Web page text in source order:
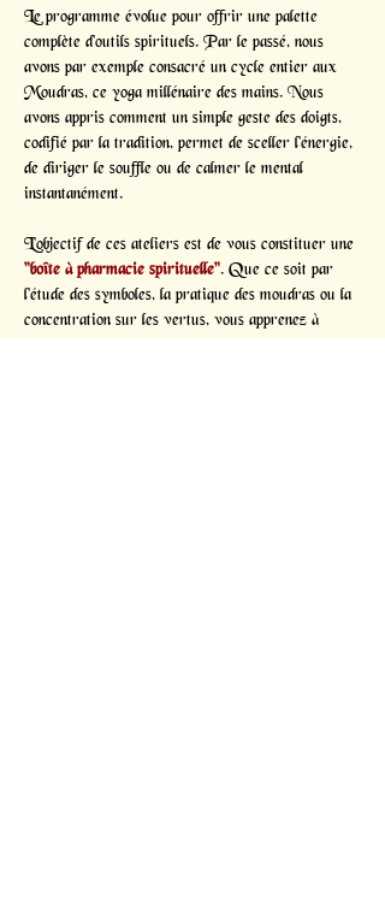
Le programme évolue pour offrir une palette
complète d'outils spirituels. Par le passé, nous
avons par exemple consacré un cycle entier aux
Moudras, ce yoga millénaire des mains. Nous
avons appris comment un simple geste des doigts,
codifié par la tradition, permet de sceller l'énergie,
de diriger le souffle ou de calmer le mental
instantanément.
L'objectif de ces ateliers est de vous constituer une
"boîte à pharmacie spirituelle". Que ce soit par
l'étude des symboles, la pratique des moudras ou la
concentration sur les vertus, vous apprenez à